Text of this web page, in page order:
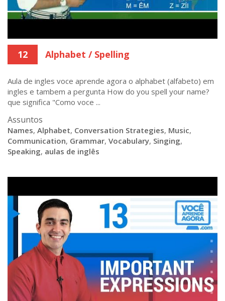
12 Alphabet / Spelling
Aula de ingles voce aprende agora o alphabet (alfabeto) em
ingles e tambem a pergunta How do you spell your name?
que significa "Como voce ...
Assuntos
Names, Alphabet, Conversation Strategies, Music,
Communication, Grammar, Vocabulary, Singing,
Speaking, aulas de inglês